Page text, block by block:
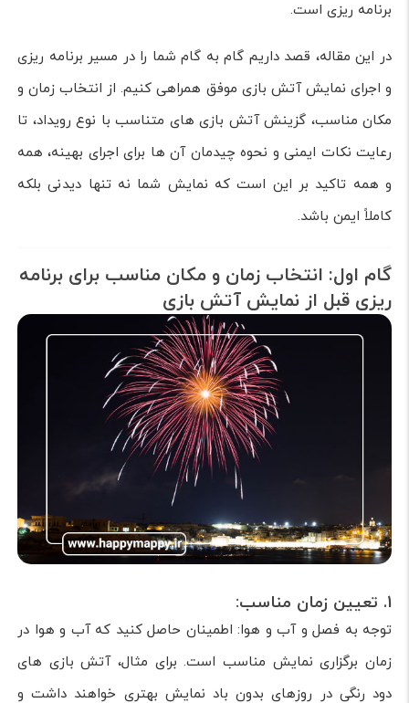
برنامه ریزی است.
در این مقاله، قصد داریم گام به گام شما را در مسیر برنامه ریزی
و اجرای نمایش آتش بازی موفق همراهی کنیم. از انتخاب زمان و
مکان مناسب، گزینش آتش بازی های متناسب با نوع رویداد، تا
رعایت نکات ایمنی و نحوه چیدمان آن ها برای اجرای بهینه، همه
و همه تاکید بر این است که نمایش شما نه تنها دیدنی بلکه
کاملاً ایمن باشد.
گام اول: انتخاب زمان و مکان مناسب برای برنامه
ریزی قبل از نمایش آتش بازی
1. تعیین زمان مناسب:
توجه به فصل و آب و هوا: اطمینان حاصل کنید که آب و هوا در
زمان برگزاری نمایش مناسب است. برای مثال، آتش بازی های
دود رنگی در روزهای بدون باد نمایش بهتری خواهند داشت و